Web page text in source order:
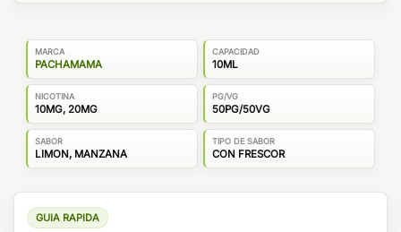
MARCA
PACHAMAMA
CAPACIDAD
10ML
NICOTINA
10MG, 20MG
PG/VG
50PG/50VG
SABOR
LIMON, MANZANA
TIPO DE SABOR
CON FRESCOR
GUIA RAPIDA